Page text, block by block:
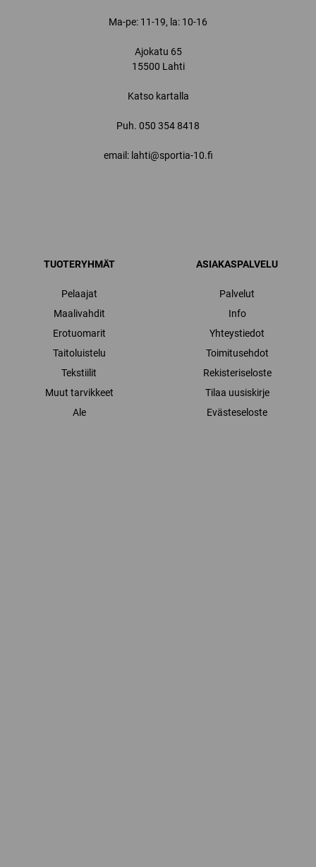
Ma-pe: 11-19, la: 10-16
Ajokatu 65
15500 Lahti
Katso kartalla
Puh. 050 354 8418
email: lahti@sportia-10.fi
TUOTERYHMÄT
Pelaajat
Maalivahdit
Erotuomarit
Taitoluistelu
Tekstiilit
Muut tarvikkeet
Ale
ASIAKASPALVELU
Palvelut
Info
Yhteystiedot
Toimitusehdot
Rekisteriseloste
Tilaa uusiskirje
Evästeseloste